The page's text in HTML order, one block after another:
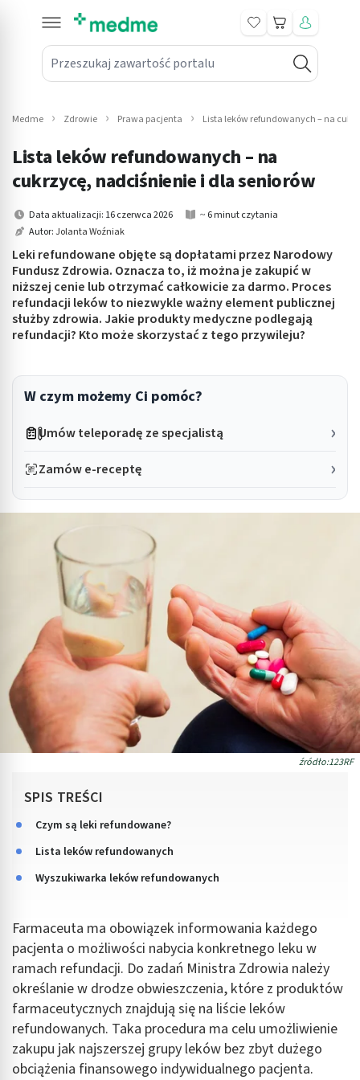
Przeszukaj zawartość portalu
Koszyk
submenu: Leki na receptę
submenu: Mama i dziecko
submenu: Kosmetyki
submenu: Higiena
submenu: Sprzęt medyczny
submenu: Intymne
Medme Zdrowie Prawa pacjenta Lista leków refundowanych – na
Lista leków refundowanych – na
cukrzycę, nadciśnienie i dla seniorów
Data aktualizacji: 16 czerwca 2026
~ 6 minut czytania
Autor:Jolanta Woźniak
Leki refundowane objęte są dopłatami przez Narodowy
Fundusz Zdrowia. Oznacza to, iż można je zakupić w
niższej cenie lub otrzymać całkowicie za darmo. Proces
refundacji leków to niezwykle ważny element publicznej
służby zdrowia. Jakie produkty medyczne podlegają
refundacji? Kto może skorzystać z tego przywileju?
W czym możemy Ci pomóc?
Umów teleporadę ze specjalistą
Zamów e-receptę
źródło:123RF
SPIS TREŚCI
Czym są leki refundowane?
Lista leków refundowanych
Wyszukiwarka leków refundowanych
Farmaceuta ma obowiązek informowania każdego
pacjenta o możliwości nabycia konkretnego leku w
ramach refundacji. Do zadań Ministra Zdrowia należy
określanie w drodze obwieszczenia, które z produktów
farmaceutycznych znajdują się na liście leków
refundowanych. Taka procedura ma celu umożliwienie
zakupu jak najszerszej grupy leków bez zbyt dużego
obciążenia finansowego indywidualnego pacjenta.